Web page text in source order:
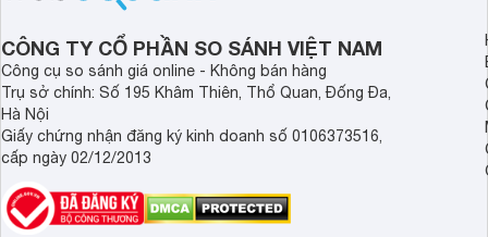
CÔNG TY CỔ PHẦN SO SÁNH VIỆT NAM
Công cụ so sánh giá online - Không bán hàng
Trụ sở chính: Số 195 Khâm Thiên, Thổ Quan, Đống Đa,
Hà Nội
Giấy chứng nhận đăng ký kinh doanh số 0106373516,
cấp ngày 02/12/2013